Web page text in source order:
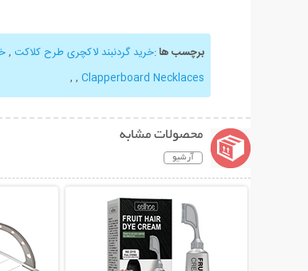
برچسب ها:خرید گردنبند لاکچری طرح کلاکت ,
Clapperboard Necklaces
,
,
محصولات مشابه
آرشیو